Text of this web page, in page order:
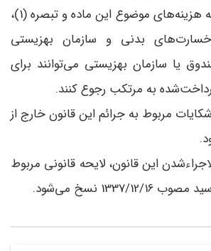
تبصره2ـ در مواردی که هزینه‌های موضوع این ماده و تبصره (1)،
بدنی و سازمان بهزیستی
یا سازمان بهزیستی می‌توانند برای
به مرتکب رجوع کنند.
و شکایات مربوط به جرائم این قانون خارج از
این قانون، لایحه قانونی مربوط
12/16 نسخ می‌شود.